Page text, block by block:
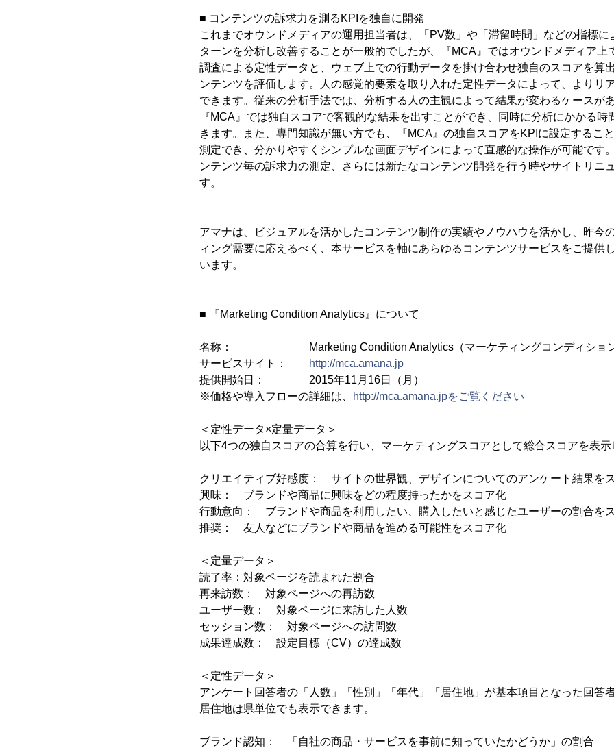
■ コンテンツの訴求力を測るKPIを独自に開発
これまでオウンドメディアの運用担当者は、「PV数」や「滞留時間」などの指標に
ターンを分析し改善することが一般的でしたが、『MCA』ではオウンドメディア上
調査による定性データと、ウェブ上での行動データを掛け合わせ独自のスコアを算
ンテンツを評価します。人の感覚的要素を取り入れた定性データによって、よりリ
できます。従来の分析手法では、分析する人の主観によって結果が変わるケースが
『MCA』では独自スコアで客観的な結果を出すことができ、同時に分析にかかる時
きます。また、専門知識が無い方でも、『MCA』の独自スコアをKPIに設定するこ
測定でき、分かりやすくシンプルな画面デザインによって直感的な操作が可能です
ンテンツ毎の訴求力の測定、さらには新たなコンテンツ開発を行う時やサイトリニ
す。
アマナは、ビジュアルを活かしたコンテンツ制作の実績やノウハウを活かし、昨今
ィング需要に応えるべく、本サービスを軸にあらゆるコンテンツサービスをご提供
います。
■ 『Marketing Condition Analytics』について
名称： Marketing Condition Analytics（マーケティングコンディション
サービスサイト：
http://mca.amana.jp
提供開始日： 2015年11月16日（月）
※価格や導入フローの詳細は、
http://mca.amana.jpをご覧ください
＜定性データ×定量データ＞
以下4つの独自スコアの合算を行い、マーケティングスコアとして総合スコアを表示
クリエイティブ好感度： サイトの世界観、デザインについてのアンケート結果を
興味： ブランドや商品に興味をどの程度持ったかをスコア化
行動意向： ブランドや商品を利用したい、購入したいと感じたユーザーの割合を
推奨： 友人などにブランドや商品を進める可能性をスコア化
＜定量データ＞
読了率：対象ページを読まれた割合
再来訪数： 対象ページへの再訪数
ユーザー数： 対象ページに来訪した人数
セッション数： 対象ページへの訪問数
成果達成数： 設定目標（CV）の達成数
＜定性データ＞
アンケート回答者の「人数」「性別」「年代」「居住地」が基本項目となった回答
居住地は県単位でも表示できます。
ブランド認知： 「自社の商品・サービスを事前に知っていたかどうか」の割合